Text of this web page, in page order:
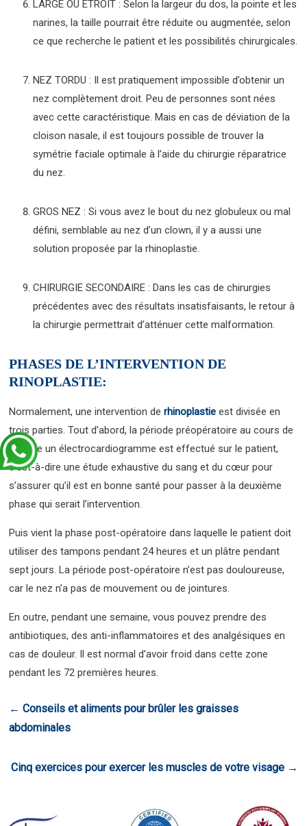
LARGE OU ETROIT : Selon la largeur du dos, la pointe et les
narines, la taille pourrait être réduite ou augmentée, selon
ce que recherche le patient et les possibilités chirurgicales.
NEZ TORDU : Il est pratiquement impossible d’obtenir un
nez complètement droit. Peu de personnes sont nées
avec cette caractéristique. Mais en cas de déviation de la
cloison nasale, il est toujours possible de trouver la
symétrie faciale optimale à l’aide du chirurgie réparatrice
du nez.
GROS NEZ : Si vous avez le bout du nez globuleux ou mal
défini, semblable au nez d’un clown, il y a aussi une
solution proposée par la rhinoplastie.
CHIRURGIE SECONDAIRE : Dans les cas de chirurgies
précédentes avec des résultats insatisfaisants, le retour à
la chirurgie permettrait d’atténuer cette malformation.
PHASES DE L’INTERVENTION DE
RINOPLASTIE:
Normalement, une intervention derhinoplastieest divisée en
trois parties. Tout d’abord, la période préopératoire au cours de
laquelle un électrocardiogramme est effectué sur le patient,
c’est-à-dire une étude exhaustive du sang et du cœur pour
s’assurer qu’il est en bonne santé pour passer à la deuxième
phase qui serait l’intervention.
Puis vient la phase post-opératoire dans laquelle le patient doit
utiliser des tampons pendant 24 heures et un plâtre pendant
sept jours. La période post-opératoire n’est pas douloureuse,
car le nez n’a pas de mouvement ou de jointures.
En outre, pendant une semaine, vous pouvez prendre des
antibiotiques, des anti-inflammatoires et des analgésiques en
cas de douleur. Il est normal d’avoir froid dans cette zone
pendant les 72 premières heures.
← Conseils et aliments pour brûler les graisses
abdominales
Cinq exercices pour exercer les muscles de votre visage →